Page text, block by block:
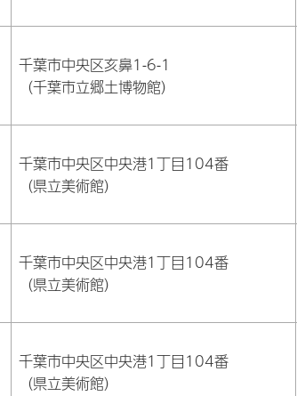
千葉市中央区亥鼻1-6-1
（千葉市立郷土博物館）
千葉市中央区中央港1丁目104番
（県立美術館）
千葉市中央区中央港1丁目104番
（県立美術館）
千葉市中央区中央港1丁目104番
（県立美術館）